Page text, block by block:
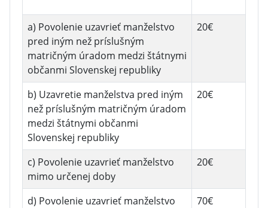
a) Povolenie uzavrieť manželstvo
pred iným než príslušným
matričným úradom medzi štátnymi
občanmi Slovenskej republiky
20€
b) Uzavretie manželstva pred iným
než príslušným matričným úradom
medzi štátnymi občanmi
Slovenskej republiky
20€
c) Povolenie uzavrieť manželstvo
mimo určenej doby
20€
d) Povolenie uzavrieť manželstvo
70€